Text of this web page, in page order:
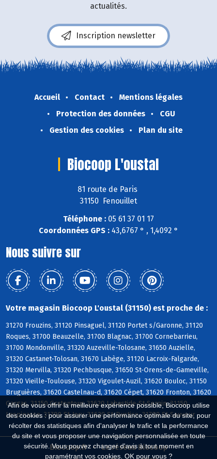
Afin de vous offrir la meilleure expérience possible, Biocoop utilise
des cookies : pour assurer une performance optimale du site, pour
récolter des statistiques afin d'analyser le trafic et la performance
du site et vous proposer une navigation personnalisée en toute
sécurité. Vous pouvez changer d'avis à tout moment en
paramétrant vos cookies. OK pour vous ?
actualités.
Inscription newsletter
Accueil Contact
Mentions légales
Protection des données
CGU
Gestion des cookies
Plan du site
Biocoop L'oustal
81 route de Paris
31150 Fenouillet
Téléphone : 05 61 37 01 17
Coordonnées GPS : 43,6767 ° , 1,4092 °
Nous suivre sur
Votre magasin Biocoop L'oustal (31150) est proche de :
31270 Frouzins, 31120 Pinsaguel, 31120 Portet s/Garonne, 31120
Roques, 31700 Beauzelle, 31700 Blagnac, 31700 Cornebarrieu,
31700 Mondonville, 31320 Auzeville-Tolosane, 31650 Auzielle,
31320 Castanet-Tolosan, 31670 Labège, 31120 Lacroix-Falgarde,
31320 Mervilla, 31320 Pechbusque, 31650 St-Orens-de-Gameville,
31320 Vieille-Toulouse, 31320 Vigoulet-Auzil, 31620 Bouloc, 31150
Bruguières, 31620 Castelnau-d, 31620 Cépet, 31620 Fronton, 31620
Gargas, 31150 Gratentour, 31620 Labastide-St-Sernin, 31150
Lespinasse, 31790 St-Jory, 31620 St-Rustice, 31790 St-Sauveur
Biocoop.fr
Le réseau Biocoop